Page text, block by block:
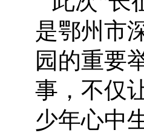
是鄂州市
园的重要
事，不仅
少年心中